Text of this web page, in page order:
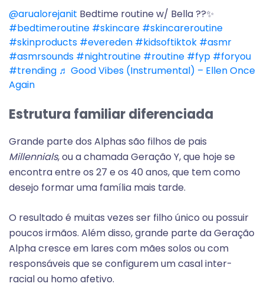
@arualorejanit Bedtime routine w/ Bella ??✨
#bedtimeroutine #skincare #skincareroutine
#skinproducts #evereden #kidsoftiktok #asmr
#asmrsounds #nightroutine #routine #fyp #foryou
#trending ♬ Good Vibes (Instrumental) – Ellen Once
Again
Estrutura familiar diferenciada
Grande parte dos Alphas são filhos de pais
Millennials, ou a chamada Geração Y, que hoje se
encontra entre os 27 e os 40 anos, que tem como
desejo formar uma família mais tarde.
O resultado é muitas vezes ser filho único ou possuir
poucos irmãos. Além disso, grande parte da Geração
Alpha cresce em lares com mães solos ou com
responsáveis que se configurem um casal inter-
racial ou homo afetivo.